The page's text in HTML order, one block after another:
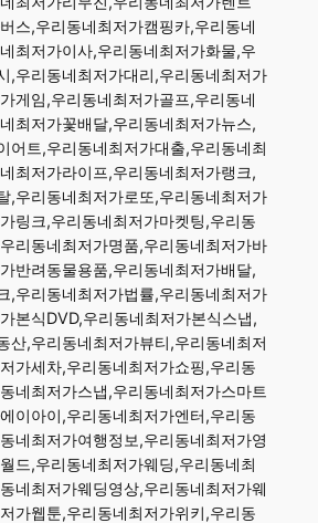
스,우리동네최저가캠핑카,우리동네
최저가이사,우리동네최저가화물,우
,우리동네최저가대리,우리동네최저가
게임,우리동네최저가골프,우리동네
최저가꽃배달,우리동네최저가뉴스,
어트,우리동네최저가대출,우리동네최
최저가라이프,우리동네최저가랭크,
,우리동네최저가로또,우리동네최저가
링크,우리동네최저가마켓팅,우리동
리동네최저가명품,우리동네최저가바
반려동물용품,우리동네최저가배달,
,우리동네최저가법률,우리동네최저가
본식DVD,우리동네최저가본식스냅,
산,우리동네최저가뷰티,우리동네최저
가세차,우리동네최저가쇼핑,우리동
네최저가스냅,우리동네최저가스마트
이아이,우리동네최저가엔터,우리동
네최저가여행정보,우리동네최저가영
드,우리동네최저가웨딩,우리동네최
네최저가웨딩영상,우리동네최저가웨
가웹툰,우리동네최저가위키,우리동